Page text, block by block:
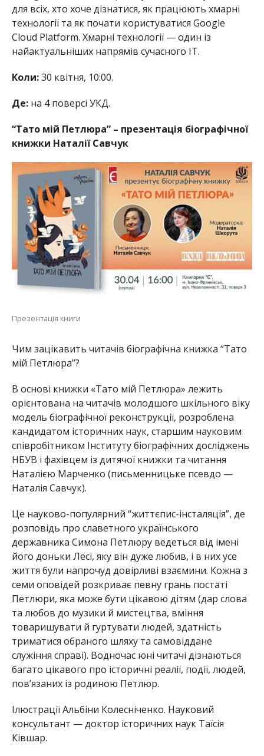
для всіх, хто хоче дізнатися, як працюють хмарні
технології та як почати користуватися Google
Cloud Platform. Хмарні технології — один із
найактуальніших напрямів сучасного ІТ.
Коли:30 квітня, 10:00.
Де:на 4 поверсі УКД.
“Тато мій Петлюра” – презентація біографічної
книжки Наталії Савчук
Презентація книги
Чим зацікавить читачів біографічна книжка “Тато
мій Петлюра”?
В основі книжки «Тато мій Петлюра» лежить
орієнтована на читачів молодшого шкільного віку
модель біографічної реконструкції, розроблена
кандидатом історичних наук, старшим науковим
співробітником Інституту біографічних досліджень
НБУВ і фахівцем із дитячої книжки та читання
Наталією Марченко (письменницьке псевдо —
Наталія Савчук).
Це науково-популярний “життєпис-інсталяція”, де
розповідь про славетного українського
державника Симона Петлюру ведеться від імені
його доньки Лесі, яку він дуже любив, і в них усе
життя були напрочуд довірливі взаємини. Кожна з
семи оповідей розкриває певну грань постаті
Петлюри, яка може бути цікавою дітям (дар слова
та любов до музики й мистецтва, вміння
товаришувати й гуртувати людей, здатність
триматися обраного шляху та самовіддане
служіння справі). Водночас юні читачі дізнаються
багато цікавого про історичні реалії, події, людей,
пов’язаних із родиною Петлюр.
Ілюстрації Альбіни Колесніченко. Науковий
консультант — доктор історичних наук Таїсія
Ківшар.